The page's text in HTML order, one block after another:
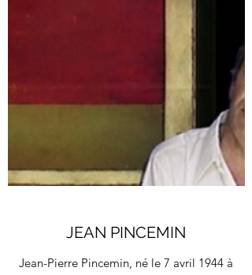
JEAN PINCEMIN
Jean-Pierre Pincemin, né le 7 avril 1944 à